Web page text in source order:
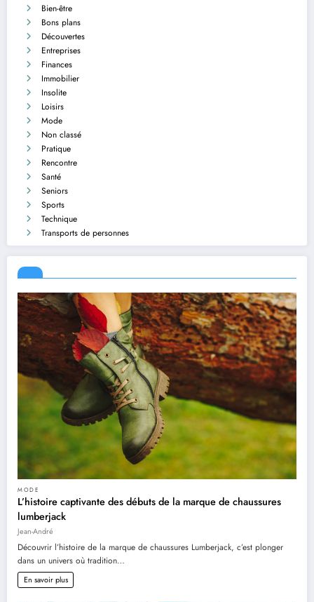
Bien-être
Bons plans
Découvertes
Entreprises
Finances
Immobilier
Insolite
Loisirs
Mode
Non classé
Pratique
Rencontre
Santé
Seniors
Sports
Technique
Transports de personnes
MODE
L’histoire captivante des débuts de la marque de chaussures
lumberjack
Jean-André
Découvrir l’histoire de la marque de chaussures Lumberjack, c’est plonger
dans un univers où tradition…
En savoir plus